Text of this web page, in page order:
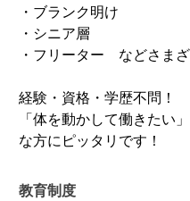
・ブランク明け
・シニア層
・フリーター などさま
経験・資格・学歴不問！
「体を動かして働きたい
な方にピッタリです！
教育制度